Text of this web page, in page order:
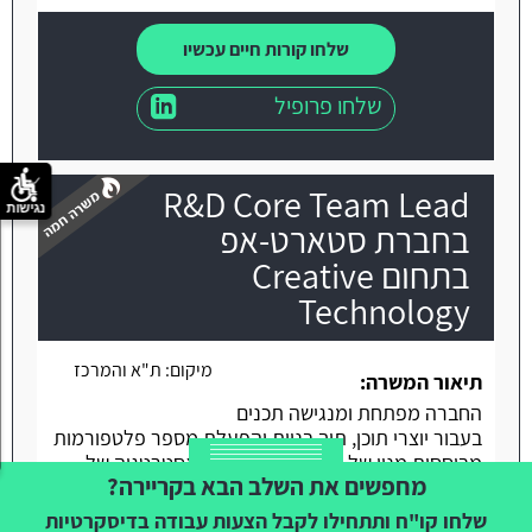
שלחו קורות חיים עכשיו
שלחו פרופיל
R&D Core Team Lead
בחברת סטארט-אפ
בתחום Creative
Technology
מיקום: ת"א והמרכז
תיאור המשרה:
החברה מפתחת ומנגישה תכנים
בעבור יוצרי תוכן, תוך בניית והפעלת מספר פלטפורמות
מבוססות מנוי של נכסים דיגיטליים. האסטרטגיה של
החברה מתמקדת בהענקת מענה מקיף לכל יוצרי
ויוצרות התוכן בעולם, בכל רמה מקצועית שהיא ולכל סוג
מחפשים את השלב הבא בקריירה?
שלחו קו"ח ותתחילו לקבל הצעות עבודה בדיסקרטיות
נגישות